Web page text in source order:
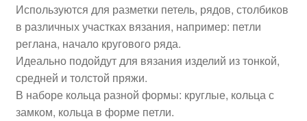
Используются для разметки петель, рядов, столбиков
в различных участках вязания, например: петли
реглана, начало кругового ряда.
Идеально подойдут для вязания изделий из тонкой,
средней и толстой пряжи.
В наборе кольца разной формы: круглые, кольца с
замком, кольца в форме петли.